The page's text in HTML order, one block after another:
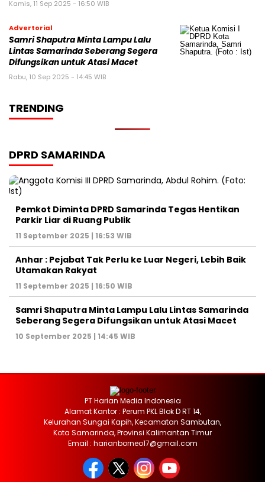
Kamis, 11 Sep 2025 - 16:50 WIB
Advertorial
Samri Shaputra Minta Lampu Lalu
Lintas Samarinda Seberang Segera
Difungsikan untuk Atasi Macet
Rabu, 10 Sep 2025 - 14:45 WIB
TRENDING
DPRD SAMARINDA
Pemkot Diminta DPRD Samarinda Tegas Hentikan
Parkir Liar di Ruang Publik
11 September 2025 | 16:53 WIB
Anhar : Pejabat Tak Perlu ke Luar Negeri, Lebih Baik
Utamakan Rakyat
11 September 2025 | 16:50 WIB
Samri Shaputra Minta Lampu Lalu Lintas Samarinda
Seberang Segera Difungsikan untuk Atasi Macet
10 September 2025 | 14:45 WIB
PT Harian Media Indonesia
Alamat Kantor : Perum PKL Blok D RT 14,
Kelurahan Sungai Kapih, Kecamatan Sambutan,
Kota Samarinda, Provinsi Kalimantan Timur
Email : harianborneo17@gmail.com